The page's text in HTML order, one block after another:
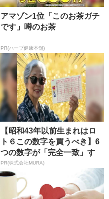
アマゾン1位「このお茶ガチ
です」噂のお茶
PR(ハーブ健康本舗)
【昭和43年以前生まれはロ
ト６この数字を買うべき】6
つの数字が「完全一致」す
る方...
PR(株式会社MURA)